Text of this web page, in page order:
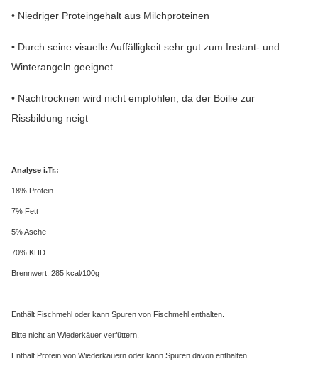
• Niedriger Proteingehalt aus Milchproteinen
• Durch seine visuelle Auffälligkeit sehr gut zum Instant- und
Winterangeln geeignet
• Nachtrocknen wird nicht empfohlen, da der Boilie zur
Rissbildung neigt
Analyse i.Tr.:
18% Protein
7% Fett
5% Asche
70% KHD
Brennwert: 285 kcal/100g
Enthält Fischmehl oder kann Spuren von Fischmehl enthalten.
Bitte nicht an Wiederkäuer verfüttern.
Enthält Protein von Wiederkäuern oder kann Spuren davon enthalten.